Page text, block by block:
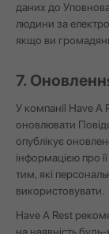
даних до
людини за
якщо ви
7.
У компанії Have A
оновлювати
опублікує
інформацією про
тим, які
використовувати.
Have A Rest